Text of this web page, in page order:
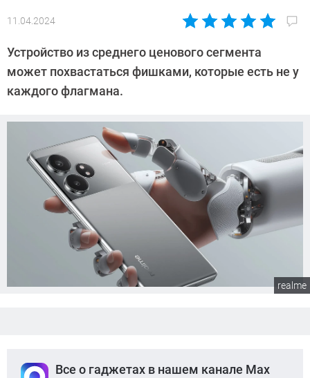
11.04.2024
Автор:
Калашников
Устройство из среднего ценового сегмента
может похвастаться фишками, которые есть не у
каждого флагмана.
realme
Все о гаджетах в нашем канале Max